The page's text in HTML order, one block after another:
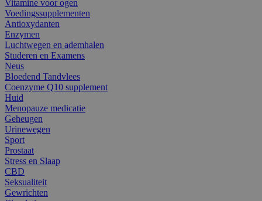
Vitamine voor ogen
Voedingssupplementen
Antioxydanten
Enzymen
Luchtwegen en ademhalen
Studeren en Examens
Neus
Bloedend Tandvlees
Coenzyme Q10 supplement
Huid
Menopauze medicatie
Geheugen
Urinewegen
Sport
Prostaat
Stress en Slaap
CBD
Seksualiteit
Gewrichten